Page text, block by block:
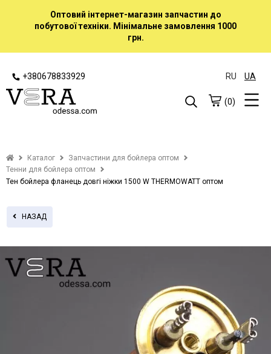
Оптовий інтернет-магазин запчастин до
побутової техніки. Мінімальне замовлення 1000
грн.
+380678833929 RU UA
(0)
Каталог
Запчастини для бойлера оптом
Тенни для бойлера оптом
Тен бойлера фланець довгі ніжки 1500 W THERMOWATT оптом
НАЗАД